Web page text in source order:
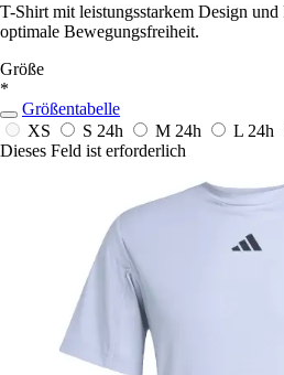
T-Shirt mit leistungsstarkem Design
optimale Bewegungsfreiheit.
Größe
*
Größentabelle
XS
S 24h M 24h L 24h
Dieses Feld ist erforderlich